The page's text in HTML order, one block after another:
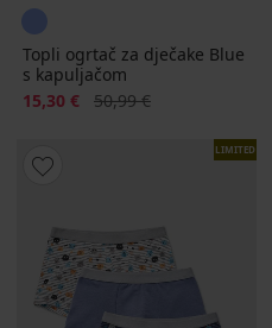
Topli ogrtač za dječake Blue
s kapuljačom
Popust
15,30 € Prvobitna cijena
50,99 €
LIMITED